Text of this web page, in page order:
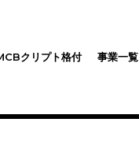
クリプト格付 事業一覧